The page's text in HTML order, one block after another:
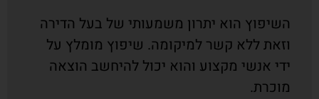
השיפוץ הוא יתרון משמעותי של בעל הדירה
וזאת ללא קשר למיקומה. שיפוץ מומלץ על
ידי אנשי מקצוע והוא יכול להיחשב הוצאה
מוכרת.